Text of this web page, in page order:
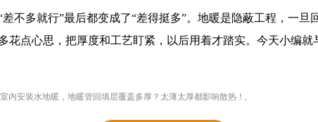
不多就行”最后都变成了“差得挺多”。地暖是隐蔽工程，一旦
花点心思，把厚度和工艺盯紧，以后用着才踏实。今天小编就
室内安装水地暖，地暖管回填层覆盖多厚？太薄太厚都影响散热！ ,